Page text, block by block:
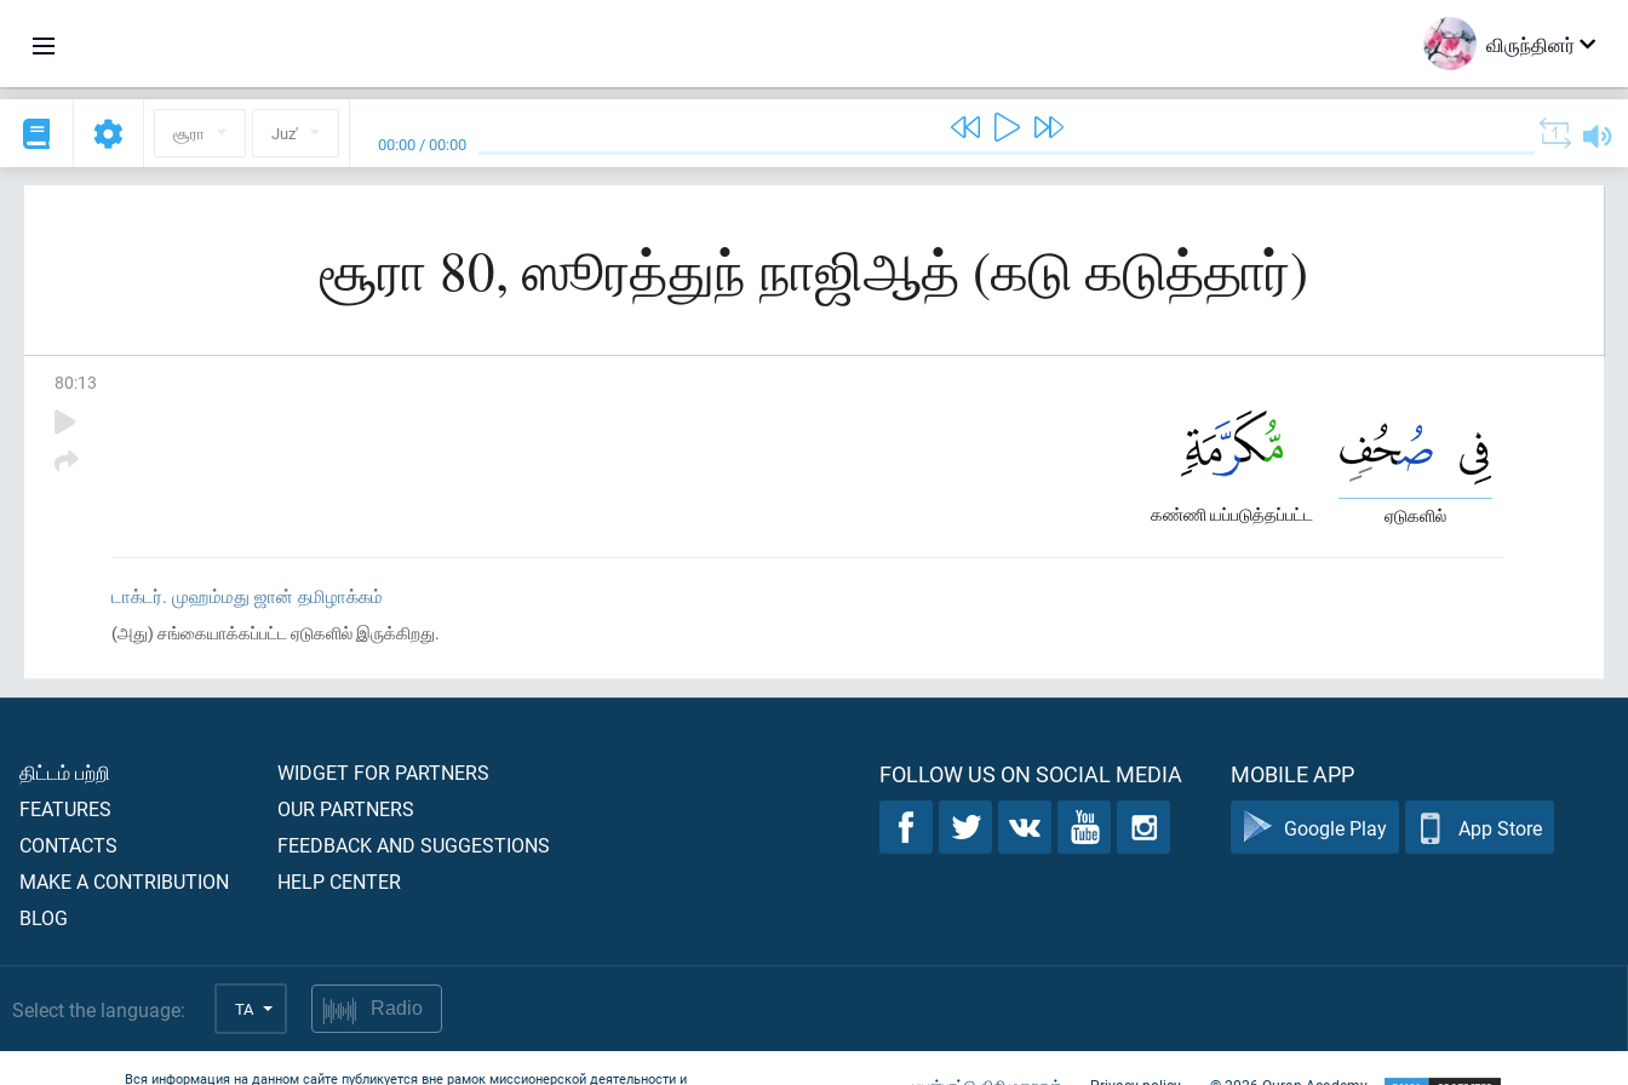
விருந்தினர்
சூரா Juz' 00:00 /00:00
சூரா 80, ஸூரத்துந் நாஜிஆத் (கடு கடுத்தார்)
80:13
ஏடுகளில்
கண்ணி யப்படுத்தப்பட்ட
டாக்டர். முஹம்மது ஜான் தமிழாக்கம்
(அது) சங்கையாக்கப்பட்ட ஏடுகளில் இருக்கிறது.
திட்டம் பற்றி
FEATURES
CONTACTS
MAKE A CONTRIBUTION
BLOG
WIDGET FOR PARTNERS
OUR PARTNERS
FEEDBACK AND SUGGESTIONS
HELP CENTER
FOLLOW US ON SOCIAL MEDIA MOBILE APP
Google Play App Store
Select the language: TA Radio
Вся информация на данном сайте публикуется вне рамок миссионерской деятельности и